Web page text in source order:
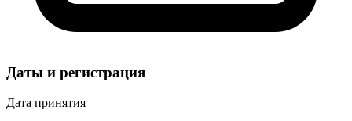
Даты и регистрация
Дата принятия